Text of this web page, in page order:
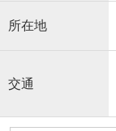
所在地
交通